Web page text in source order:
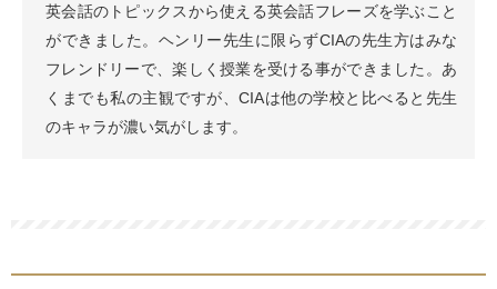
英会話のトピックスから使える英会話フレーズを学ぶこと
ができました。ヘンリー先生に限らずCIAの先生方はみな
フレンドリーで、楽しく授業を受ける事ができました。あ
くまでも私の主観ですが、CIAは他の学校と比べると先生
のキャラが濃い気がします。